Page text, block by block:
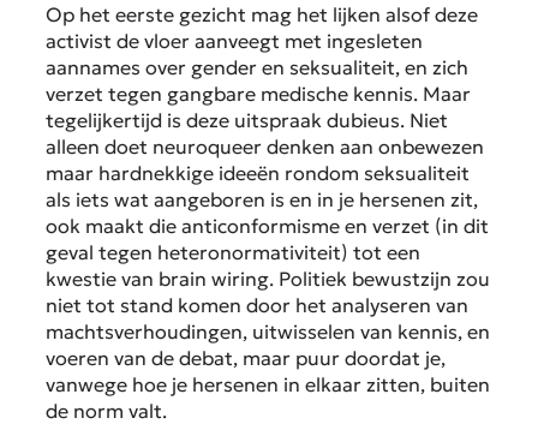
Op het eerste gezicht mag het lijken alsof deze
activist de vloer aanveegt met ingesleten
aannames over gender en seksualiteit, en zich
verzet tegen gangbare medische kennis. Maar
tegelijkertijd is deze uitspraak dubieus. Niet
alleen doet neuroqueer denken aan onbewezen
maar hardnekkige ideeën rondom seksualiteit
als iets wat aangeboren is en in je hersenen zit,
ook maakt die anticonformisme en verzet (in dit
geval tegen heteronormativiteit) tot een
kwestie van brain wiring. Politiek bewustzijn zou
niet tot stand komen door het analyseren van
machtsverhoudingen, uitwisselen van kennis, en
voeren van de debat, maar puur doordat je,
vanwege hoe je hersenen in elkaar zitten, buiten
de norm valt.